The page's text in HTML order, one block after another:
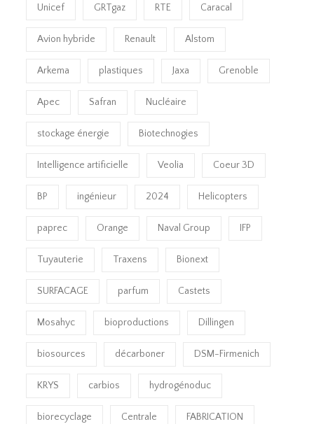
Unicef GRTgaz RTE Caracal
Avion hybride Renault Alstom
Arkema plastiques Jaxa Grenoble
Apec Safran Nucléaire
stockage énergie Biotechnogies
Intelligence artificielle Veolia Coeur 3D
BP ingénieur 2024 Helicopters
paprec Orange Naval Group IFP
Tuyauterie Traxens Bionext
SURFACAGE parfum Castets
Mosahyc bioproductions Dillingen
biosources décarboner DSM-Firmenich
KRYS carbios hydrogénoduc
biorecyclage Centrale FABRICATION